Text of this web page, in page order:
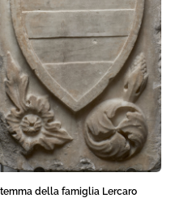
della famiglia Lercaro